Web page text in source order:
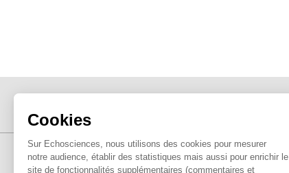
Cookies
Sur Echosciences, nous utilisons des cookies pour mesurer
notre audience, établir des statistiques mais aussi pour enrichir le
site de fonctionnalités supplémentaires (commentaires et